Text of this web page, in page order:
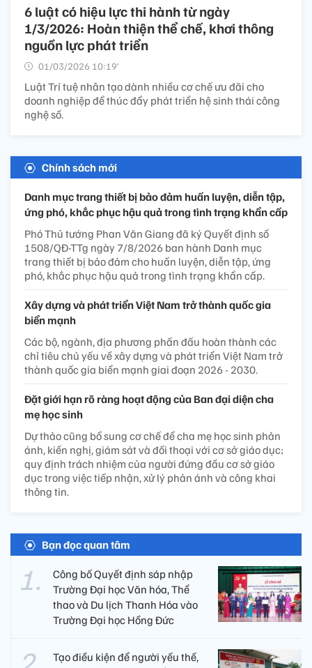
6 luật có hiệu lực thi hành từ ngày
1/3/2026: Hoàn thiện thể chế, khơi thông
nguồn lực phát triển
01/03/2026 10:19’
Luật Trí tuệ nhân tạo dành nhiều cơ chế ưu đãi cho
doanh nghiệp để thúc đẩy phát triển hệ sinh thái công
nghệ số.
Chính sách mới
Danh mục trang thiết bị bảo đảm huấn luyện, diễn tập,
ứng phó, khắc phục hậu quả trong tình trạng khẩn cấp
Phó Thủ tướng Phan Văn Giang đã ký Quyết định số
1508/QĐ-TTg ngày 7/8/2026 ban hành Danh mục
trang thiết bị bảo đảm cho huấn luyện, diễn tập, ứng
phó, khắc phục hậu quả trong tình trạng khẩn cấp.
Xây dựng và phát triển Việt Nam trở thành quốc gia
biển mạnh
Các bộ, ngành, địa phương phấn đấu hoàn thành các
chỉ tiêu chủ yếu về xây dựng và phát triển Việt Nam trở
thành quốc gia biển mạnh giai đoạn 2026 - 2030.
Đặt giới hạn rõ ràng hoạt động của Ban đại diện cha
mẹ học sinh
Dự thảo cũng bổ sung cơ chế để cha mẹ học sinh phản
ánh, kiến nghị, giám sát và đối thoại với cơ sở giáo dục;
quy định trách nhiệm của người đứng đầu cơ sở giáo
dục trong việc tiếp nhận, xử lý phản ánh và công khai
thông tin.
Bạn đọc quan tâm
Công bố Quyết định sáp nhập
Trường Đại học Văn hóa, Thể
thao và Du lịch Thanh Hóa vào
Trường Đại học Hồng Đức
Tạo điều kiện để người yếu thế,